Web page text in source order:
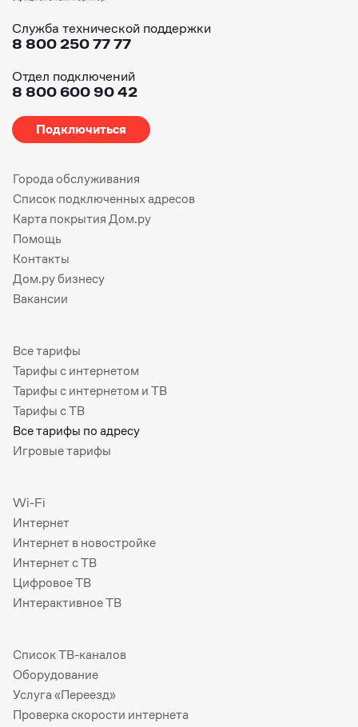
Служба технической поддержки
8 800 250 77 77
Отдел подключений
8 800 600 90 42
Подключиться
Города обслуживания
Список подключенных адресов
Карта покрытия Дом.ру
Помощь
Контакты
Дом.ру бизнесу
Вакансии
Все тарифы
Тарифы с интернетом
Тарифы с интернетом и ТВ
Тарифы с ТВ
Все тарифы по адресу
Игровые тарифы
Wi-Fi
Интернет
Интернет в новостройке
Интернет с ТВ
Цифровое ТВ
Интерактивное ТВ
Список ТВ-каналов
Оборудование
Услуга «Переезд»
Проверка скорости интернета